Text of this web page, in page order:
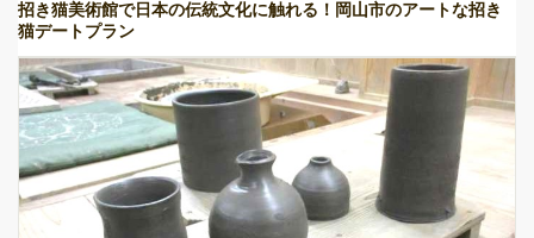
招き猫美術館で日本の伝統文化に触れる！岡山市のアートな招き
猫デートプラン